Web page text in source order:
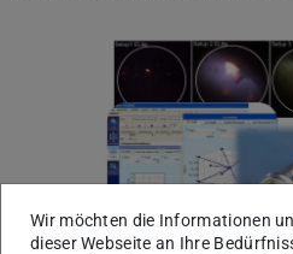
Wir möchten die Informationen
dieser Webseite an Ihre